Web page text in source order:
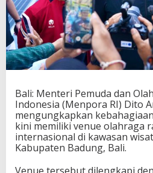
d
o
n
e
s
a
i
l
i
k
V
n
Bali: Menteri Pemuda dan
Indonesia (Menpora RI) Dito
mengungkapkan
kini memiliki venue olahraga
internasional di kawasan
Kabupaten Badung, Bali.